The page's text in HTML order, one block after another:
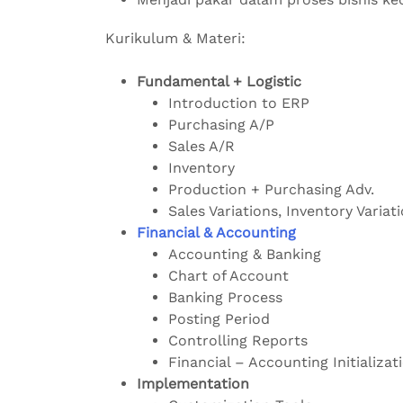
Kurikulum & Materi:
Fundamental + Logistic
Introduction to ERP
Purchasing A/P
Sales A/R
Inventory
Production + Purchasing Adv.
Sales Variations, Inventory
Financial & Accounting
Accounting & Banking
Chart of Account
Banking Process
Posting Period
Controlling Reports
Financial – Accounting
Implementation